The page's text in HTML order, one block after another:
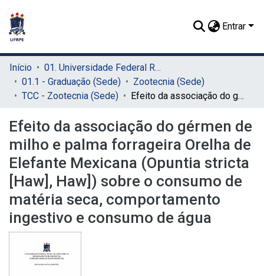
Entrar
Início
01. Universidade Federal Rural de Pernambuco - UFRPE (Sede)
01.1 - Graduação (Sede)
Zootecnia (Sede)
TCC - Zootecnia (Sede)
Efeito da associação do gérmen de milho e palma forrageira Orelha de Elefante Mexicana (Opuntia stricta [Haw], Haw]) sobre o consumo de matéria seca, comportamento ingestivo e consumo de água
Efeito da associação do gérmen de
milho e palma forrageira Orelha de
Elefante Mexicana (Opuntia stricta
[Haw], Haw]) sobre o consumo de
matéria seca, comportamento
ingestivo e consumo de água